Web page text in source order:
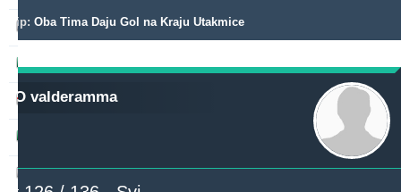
Tip: Oba Tima Daju Gol na Kraju Utakmice
O valderamma
hamkam2xr 387.44 6.57 %
stainless010 343.26
madek